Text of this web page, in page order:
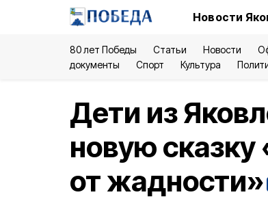
Новости
80 лет Победы Статьи Новости
документы
Спорт Культура
Дети из
новую сказку
от жадности»